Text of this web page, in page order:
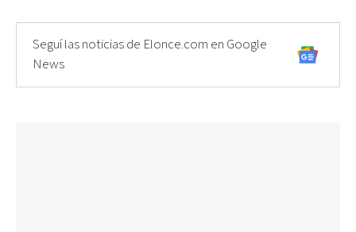
Seguí las noticias de Elonce.com en Google
News